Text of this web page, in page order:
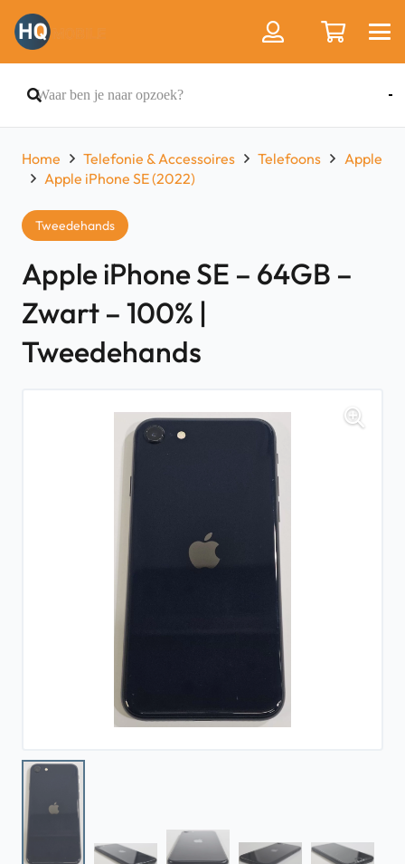
Home Telefonie & Accessoires Telefoons
Apple
Apple iPhone SE (2022)
Tweedehands
Apple iPhone SE – 64GB –
Zwart – 100% |
Tweedehands